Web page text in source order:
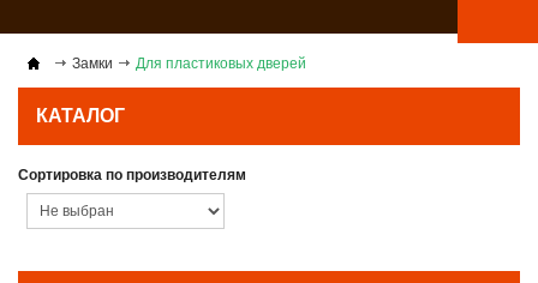
Замки Для пластиковых дверей
КАТАЛОГ
Сортировка по производителям